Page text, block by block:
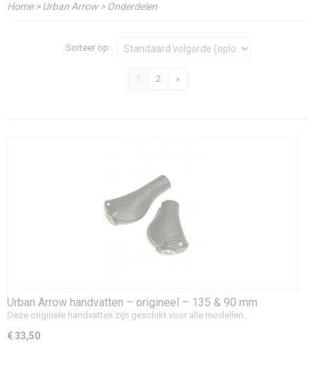
Home>Urban Arrow> Onderdelen
Sorteer op:
1 2 »
Urban Arrow handvatten – origineel – 135 & 90 mm
Deze originele handvatten zijn geschikt voor alle modellen…
€ 33,50